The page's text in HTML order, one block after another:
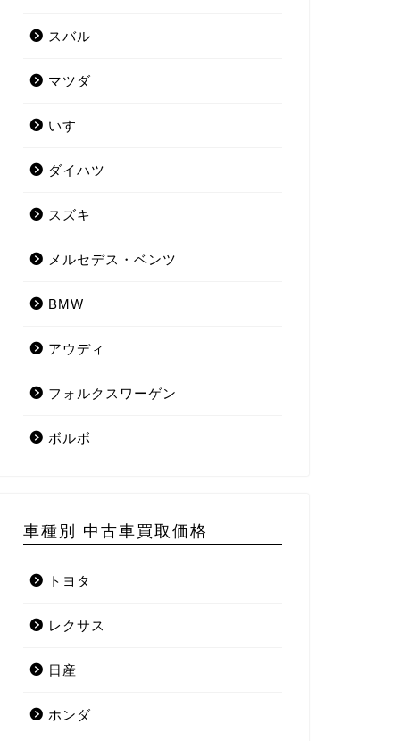
スバル
マツダ
いすゞ
ダイハツ
スズキ
メルセデス・ベンツ
BMW
アウディ
フォルクスワーゲン
ボルボ
車種別 中古車買取価格
トヨタ
レクサス
日産
ホンダ